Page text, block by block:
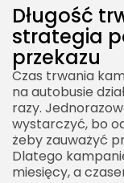
Długość
strategia
przekazu
Czas trwania
na autobusie
razy.
wystarczyć, bo
żeby zauważyć
Dlatego
miesięcy, a